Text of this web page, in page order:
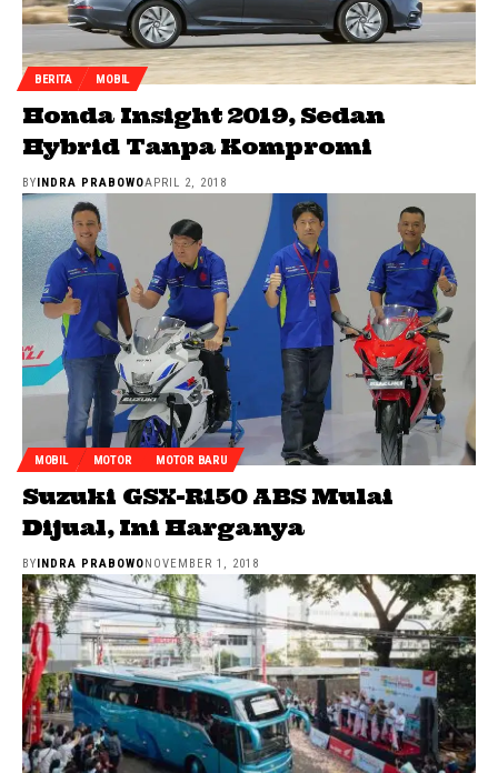
BERITA MOBIL
Honda Insight 2019, Sedan
Hybrid Tanpa Kompromi
BY INDRA PRABOWOAPRIL 2, 2018
MOBIL MOTOR MOTOR BARU
Suzuki GSX-R150 ABS Mulai
Dijual, Ini Harganya
BYINDRA PRABOWONOVEMBER 1, 2018